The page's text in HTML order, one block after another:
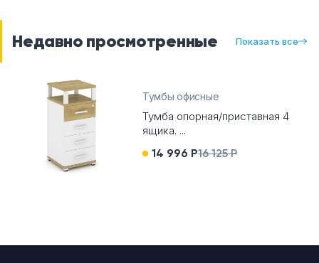
Недавно просмотренные Показать все
Тумбы офисные
Тумба опорная/приставная 4
ящика. ...
14 996 Р16 125 Р